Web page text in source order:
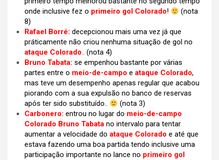
onde inclusive fez o primeiro gol Colorado!
(nota
8)
Rafael Borré: decepcionou mais uma vez já que
práticamente não criou nenhuma situação de gol no
ataque Colorado.. (nota 4)
Bruno Tabata: se empenhou bastante por várias
partes entre o meio-de-campo e ataque Colorado,
mas teve um desempenho apenas regular que acabou
piorando com a sua expulsão no banco de reservas
após ter sido substituído..
(nota 3)
Carbonero: entrou no lugar do meio-de-campo
Colorado Bruno Tabata no intervalo para tentar
aumentar a velocidade do ataque Colorado e até que
estava fazendo uma boa partida tendo inclusive uma
participação importante no lance no primeiro gol